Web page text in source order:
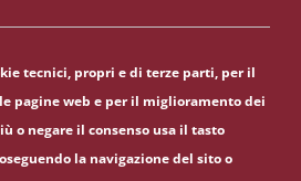
tecnici, propri e di terze parti, per il
pagine web e per il miglioramento dei
o negare il consenso usa il tasto
la navigazione del sito o